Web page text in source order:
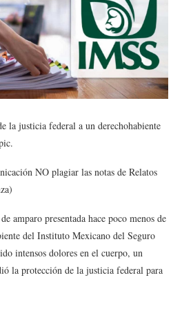
la justicia federal a un derechohabiente
NO plagiar las notas de Relatos
amparo presentada hace poco menos de
del Instituto Mexicano del Seguro
intensos dolores en el cuerpo, un
la protección de la justicia federal para